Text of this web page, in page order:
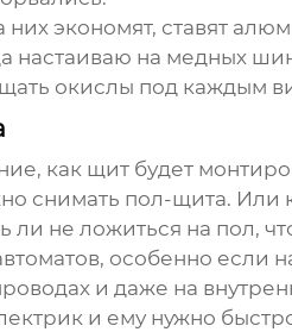
экономят, ставят
настаиваю на медных
окислы под каждым
как щит будет
снимать пол-щита.
не ложиться на пол,
особенно если
и даже на
и ему нужно